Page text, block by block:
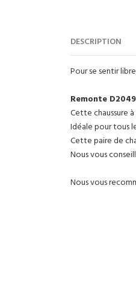
DESCRIPTION
Pour se sentir
Remonte
Cette chaussure
Idéale pour tous
Cette paire de
Nous vous
Nous vous